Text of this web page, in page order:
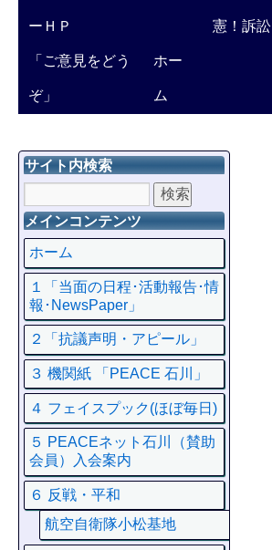
ーＨＰ 憲！訴訟
「ご意見をどう
ぞ」
ホー
ム
サイト内検索
メインコンテンツ
ホーム
１「当面の日程･活動報告･情
報･NewsPaper」
２「抗議声明・アピール」
３ 機関紙 「PEACE 石川」
４ フェイスプック(ほぼ毎日)
５ PEACEネット石川（賛助
会員）入会案内
６ 反戦・平和
航空自衛隊小松基地